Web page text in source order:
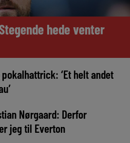
hede venter
‘Et helt andet
Nørgaard: Derfor
jeg til Everton